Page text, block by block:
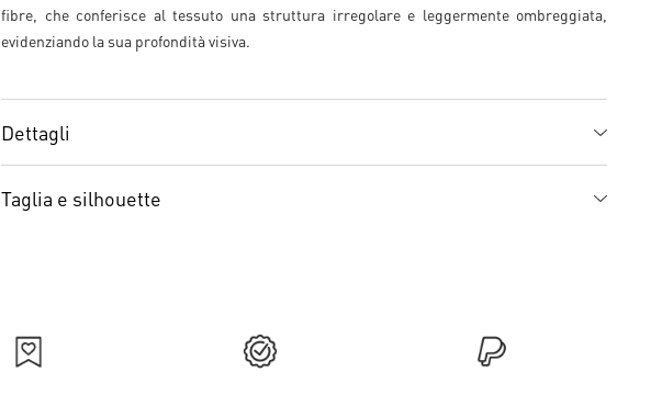
fibre, che conferisce al tessuto una struttura irregolare e leggermente ombreggiata,
evidenziando la sua profondità visiva.
Dettagli
Taglia e silhouette